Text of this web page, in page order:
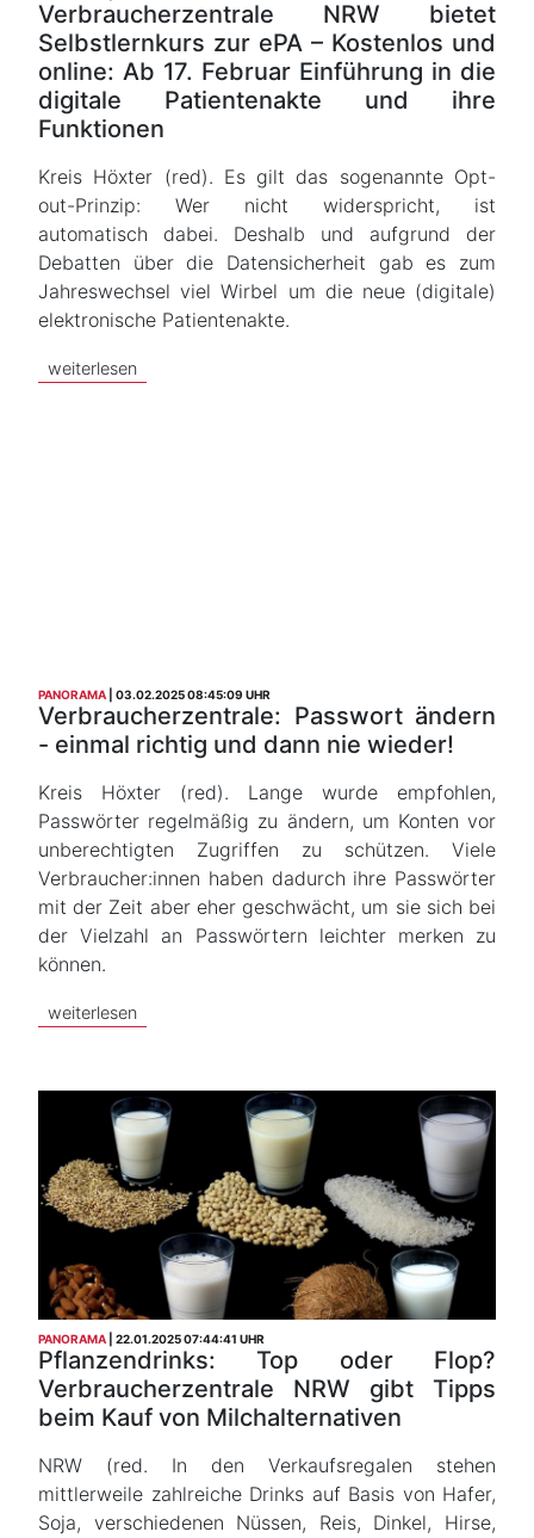
Verbraucherzentrale NRW bietet
Selbstlernkurs zur ePA – Kostenlos und
online: Ab 17. Februar Einführung in die
digitale Patientenakte und ihre
Funktionen
Kreis Höxter (red). Es gilt das sogenannte Opt-
out-Prinzip: Wer nicht widerspricht, ist
automatisch dabei. Deshalb und aufgrund der
Debatten über die Datensicherheit gab es zum
Jahreswechsel viel Wirbel um die neue (digitale)
elektronische Patientenakte.
weiterlesen
PANORAMA 03.02.2025 08:45:09 UHR
Verbraucherzentrale: Passwort ändern
- einmal richtig und dann nie wieder!
Kreis Höxter (red). Lange wurde empfohlen,
Passwörter regelmäßig zu ändern, um Konten vor
unberechtigten Zugriffen zu schützen. Viele
Verbraucher:innen haben dadurch ihre Passwörter
mit der Zeit aber eher geschwächt, um sie sich bei
der Vielzahl an Passwörtern leichter merken zu
können.
weiterlesen
PANORAMA 22.01.2025 07:44:41 UHR
Pflanzendrinks: Top oder Flop?
Verbraucherzentrale NRW gibt Tipps
beim Kauf von Milchalternativen
NRW (red. In den Verkaufsregalen stehen
mittlerweile zahlreiche Drinks auf Basis von Hafer,
Soja, verschiedenen Nüssen, Reis, Dinkel, Hirse,